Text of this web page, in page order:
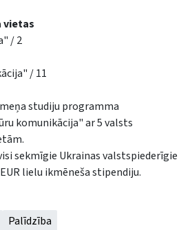
vietas
/ 2
/ 11
studiju programma
komunikācija" ar 5 valsts
sekmīgie Ukrainas valstspiederīgie
lielu ikmēneša stipendiju.
Palīdzība